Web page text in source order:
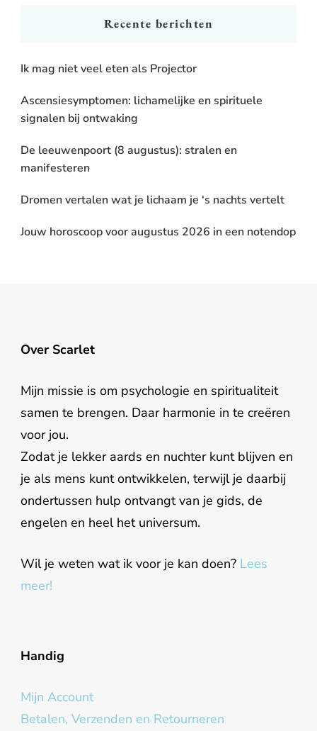
Recente berichten
Ik mag niet veel eten als Projector
Ascensiesymptomen: lichamelijke en spirituele
signalen bij ontwaking
De leeuwenpoort (8 augustus): stralen en
manifesteren
Dromen vertalen wat je lichaam je ‘s nachts vertelt
Jouw horoscoop voor augustus 2026 in een notendop
Over Scarlet
Mijn missie is om psychologie en spiritualiteit
samen te brengen. Daar harmonie in te creëren
voor jou.
Zodat je lekker aards en nuchter kunt blijven en
je als mens kunt ontwikkelen, terwijl je daarbij
ondertussen hulp ontvangt van je gids, de
engelen en heel het universum.
Wil je weten wat ik voor je kan doen? Lees
meer!
Handig
Mijn Account
Betalen, Verzenden en Retourneren